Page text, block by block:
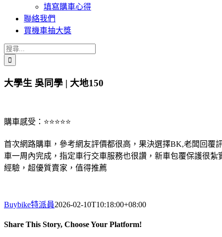
填寫購車心得
聯絡我們
買機車抽大獎
搜
索
果：
大學生 吳同學 | 大地150
購車感受：⭐⭐⭐⭐⭐
首次網路購車，參考網友評價都很高，果決選擇BK,老闆回覆
車一周內完成，指定車行交車服務也很讚，新車包覆保護很紮
經驗，超優質賣家，值得推薦
Buybike特派員2026-02-10T10:18:00+08:00
Share This Story, Choose Your Platform!